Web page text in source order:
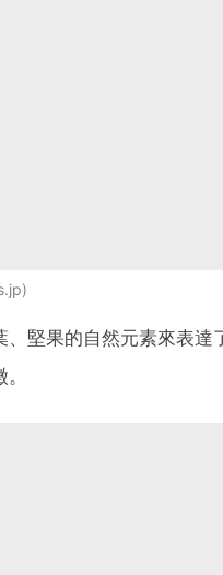
、堅果的自然元素來表達